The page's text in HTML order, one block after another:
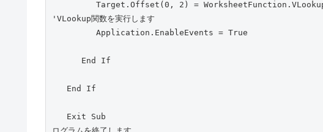
'VLookup関数を実行します
         Application.EnableEvents = True
      End If
   End If